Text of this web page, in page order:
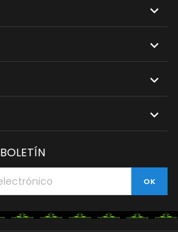




BOLETÍN